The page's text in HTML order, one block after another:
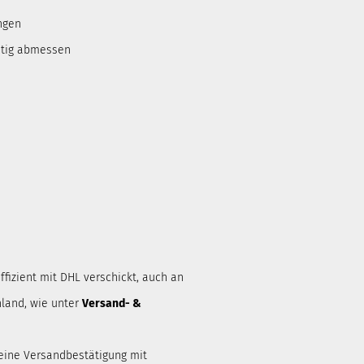
abmessen
mit DHL verschickt, auch an
wie unter Versand- &
Versandbestätigung mit